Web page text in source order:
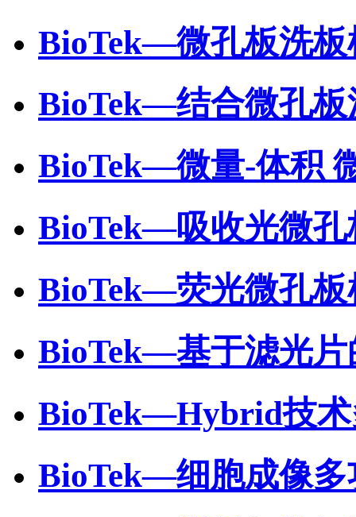
BioTek—微孔板洗板
BioTek—结合微孔板
BioTek—微量-体积
BioTek—吸收光微孔
BioTek—荧光微孔板
BioTek—基于滤光片
BioTek—Hybrid技术
BioTek—细胞成像多